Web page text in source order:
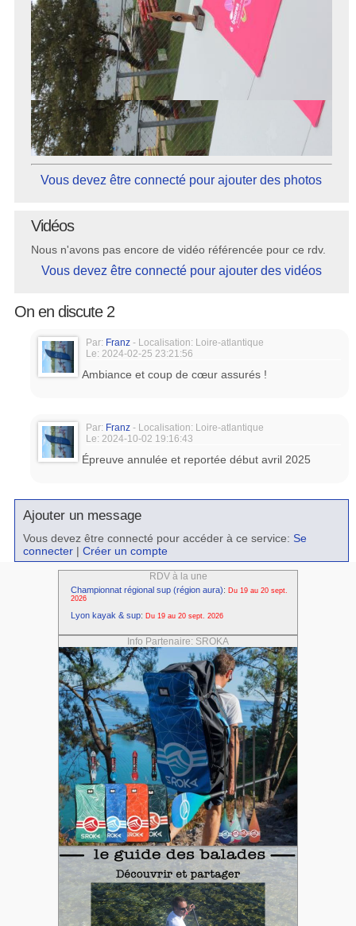
Vous devez être connecté pour ajouter des photos
Vidéos
Nous n'avons pas encore de vidéo référencée pour ce rdv.
Vous devez être connecté pour ajouter des vidéos
On en discute 2
Par: Franz- Localisation: Loire-atlantique
Le: 2024-02-25 23:21:56
Ambiance et coup de cœur assurés !
Par: Franz- Localisation: Loire-atlantique
Le: 2024-10-02 19:16:43
Épreuve annulée et reportée début avril 2025
Ajouter un message
Vous devez être connecté pour accéder à ce service: Se
connecter| Créer un compte
RDV à la une
Championnat régional sup (région aura): Du 19 au 20 sept.
2026
Lyon kayak & sup: Du 19 au 20 sept. 2026
Info Partenaire: SROKA